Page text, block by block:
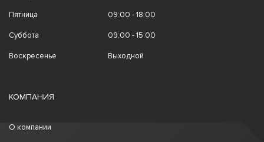
Пятница 09:00 - 18:00
Суббота 09:00 - 15:00
Воскресенье Выходной
КОМПАНИЯ
О компании